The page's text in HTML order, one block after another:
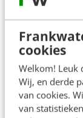
cookies
Welkom! Leuk
Wij, en derde
van cookies.
van
De UEFA
kinderen te
komen,
het
van